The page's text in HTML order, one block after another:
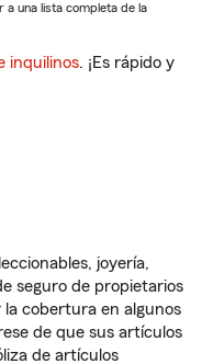
a una lista completa de la
inquilinos. ¡Es rápido y
joyería,
seguro de propietarios
cobertura en algunos
de que sus artículos
de artículos